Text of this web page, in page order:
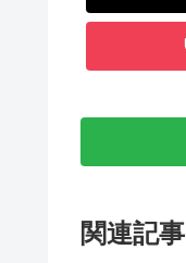
関連記事